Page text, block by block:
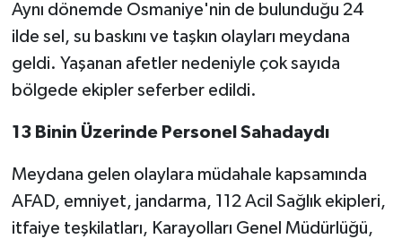
Aynı dönemde Osmaniye'nin de bulunduğu 24
ilde sel, su baskını ve taşkın olayları meydana
geldi. Yaşanan afetler nedeniyle çok sayıda
bölgede ekipler seferber edildi.
13 Binin Üzerinde Personel Sahadaydı
Meydana gelen olaylara müdahale kapsamında
AFAD, emniyet, jandarma, 112 Acil Sağlık ekipleri,
itfaiye teşkilatları, Karayolları Genel Müdürlüğü,